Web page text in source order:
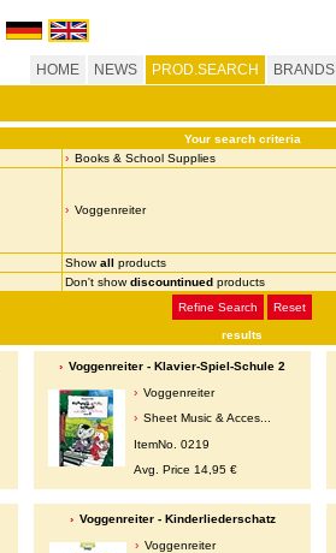
HOME NEWS PROD.SEARCH BRANDS
Your search criteria
Books & School Supplies
Voggenreiter
Showall products
Don't showdiscountinued products
Refine Search
Reset
results
Voggenreiter - Klavier-Spiel-Schule 2
Voggenreiter
Sheet Music & Acces...
ItemNo. 0219
Avg. Price 14,95 €
Voggenreiter - Kinderliederschatz
Voggenreiter